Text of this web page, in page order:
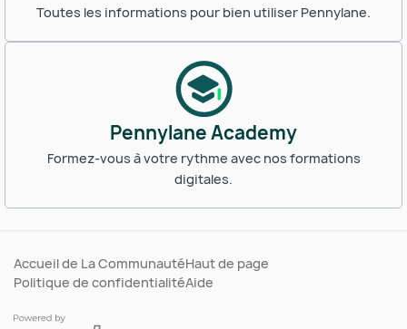
Toutes les informations pour bien utiliser Pennylane.
Pennylane Academy
Formez-vous à votre rythme avec nos formations
digitales.
Accueil de La CommunautéHaut de page
Politique de confidentialitéAide